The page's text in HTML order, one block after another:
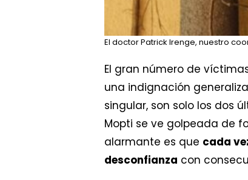
El doctor Patrick Irenge, nuestro
El gran número de
una indignación
singular, son solo los dos
Mopti se ve golpeada de
alarmante es que cada
desconfianza con